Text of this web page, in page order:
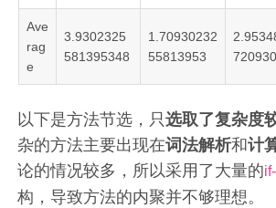
Ave
rag
e
3.9302325
581395348
1.70930232
55813953
以下是方法节选，只选取了复杂度
杂的方法主要出现在词法解析和计
论的情况较多，所以采用了大量的
构，导致方法的内聚并不够理想。